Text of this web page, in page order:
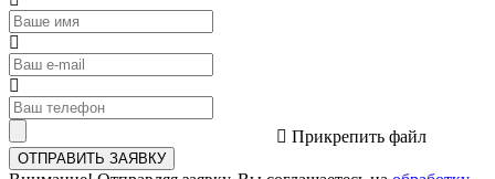
Прикрепить файл